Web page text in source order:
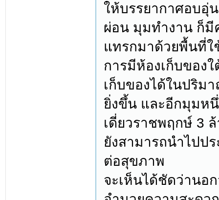
ให้บรรยากาศอบอุ่
ผ่อน มุมทำงาน ก็มี
แทรกมาด้วยพื้นที่ใ
การมีห้องเก็บของ
เก็บของได้ในปริม
ยิ่งขึ้น และอีกมุมห
เดี่ยวราชพฤกษ์ 3
ยังสามารถนำไปป
ต่อสุขภาพ
จะเห็นได้ชัดว่านอ